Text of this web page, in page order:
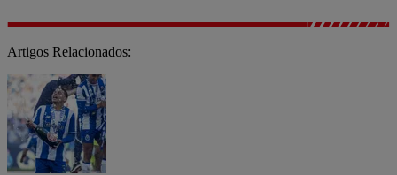
Artigos Relacionados: